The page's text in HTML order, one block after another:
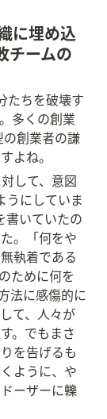
に埋め込
チームの
たちを破壊す
多くの創業
創業者の謙
よね。
して、意図
にしていま
書いていたの
。「何をや
執着である
ために何を
法に感傷的に
て、人々が
。でもまさ
を告げるも
ように、や
ーザーに轢